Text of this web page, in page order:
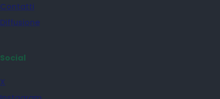
Contatti
Diffusione
Social
X